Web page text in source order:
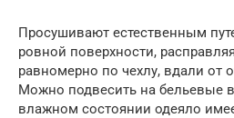
Просушивают естественным
ровной поверхности,
равномерно по чехлу, вдали от
Можно подвесить на бельевые
влажном состоянии одеяло